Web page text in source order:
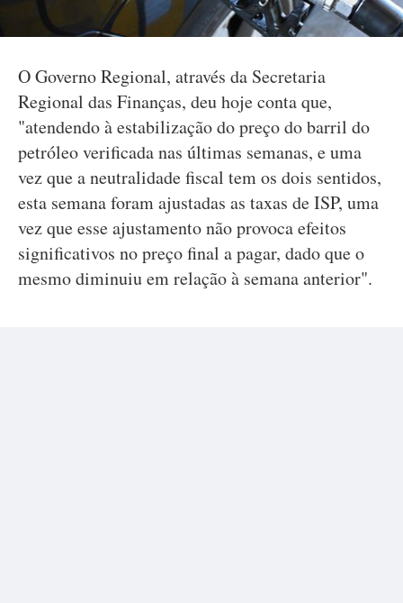
O Governo Regional, através da Secretaria
Regional das Finanças, deu hoje conta que,
"atendendo à estabilização do preço do barril do
petróleo verificada nas últimas semanas, e uma
vez que a neutralidade fiscal tem os dois sentidos,
esta semana foram ajustadas as taxas de ISP, uma
vez que esse ajustamento não provoca efeitos
significativos no preço final a pagar, dado que o
mesmo diminuiu em relação à semana anterior".